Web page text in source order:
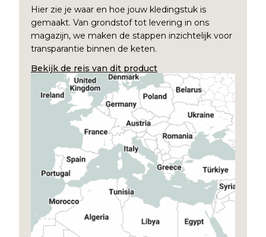
Hier zie je waar en hoe jouw kledingstuk is
gemaakt. Van grondstof tot levering in ons
magazijn, we maken de stappen inzichtelijk voor
transparantie binnen de keten.
Bekijk de reis van dit product